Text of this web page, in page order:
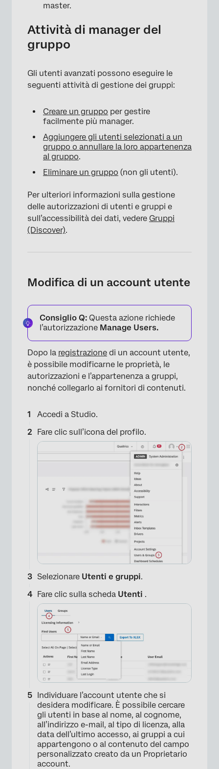
master.
Attività di manager del
gruppo
Gli utenti avanzati possono eseguire le
seguenti attività di gestione dei gruppi:
Creare un gruppo per gestire
facilmente più manager.
Aggiungere gli utenti selezionati a un
gruppo o annullare la loro appartenenza
al gruppo.
Eliminare un gruppo (non gli utenti).
Per ulteriori informazioni sulla gestione
delle autorizzazioni di utenti e gruppi e
sull’accessibilità dei dati, vedere Gruppi
(Discover).
Modifica di un account utente
Consiglio Q: Questa azione richiede
l’autorizzazione Manage Users.
Dopo la registrazione di un account utente,
è possibile modificarne le proprietà, le
autorizzazioni e l’appartenenza a gruppi,
nonché collegarlo ai fornitori di contenuti.
Accedi a Studio.
Fare clic sull’icona del profilo.
Selezionare Utenti e gruppi.
Fare clic sulla scheda Utenti .
Individuare l’account utente che si
desidera modificare. È possibile cercare
gli utenti in base al nome, al cognome,
all’indirizzo e-mail, al tipo di licenza, alla
data dell’ultimo accesso, ai gruppi a cui
appartengono o al contenuto del campo
personalizzato creato da un Proprietario
account.